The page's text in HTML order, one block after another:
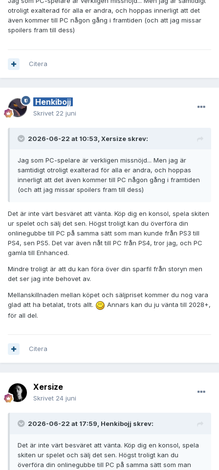
otroligt exalterad för alla er andra, och hoppas innerligt att det
även kommer till PC någon gång i framtiden (och att jag missar
spoilers fram till dess)
Citera
Henkibojj
Skrivet 22 juni
2026-06-22 at 10:53, Xersize skrev:
Jag som PC-spelare är verkligen missnöjd... Men jag är
samtidigt otroligt exalterad för alla er andra, och hoppas
innerligt att det även kommer till PC någon gång i framtiden
(och att jag missar spoilers fram till dess)
Det är inte värt besväret att vänta. Köp dig en konsol, spela skiten
ur spelet och sälj det sen. Högst troligt kan du överföra din
onlinegubbe till PC på samma sätt som man kunde från PS3 till
PS4, sen PS5. Det var även nåt till PC från PS4, tror jag, och PC
gamla till Enhanced.
Mindre troligt är att du kan föra över din sparfil från storyn men
det ser jag inte behovet av.
Mellanskillnaden mellan köpet och säljpriset kommer du nog vara
glad att ha betalat, trots allt.
Annars kan du ju vänta till 2028+,
för all del.
Citera
Xersize
Skrivet 24 juni
2026-06-22 at 17:59, Henkibojj skrev:
Det är inte värt besväret att vänta. Köp dig en konsol, spela
skiten ur spelet och sälj det sen. Högst troligt kan du
överföra din onlinegubbe till PC på samma sätt som man